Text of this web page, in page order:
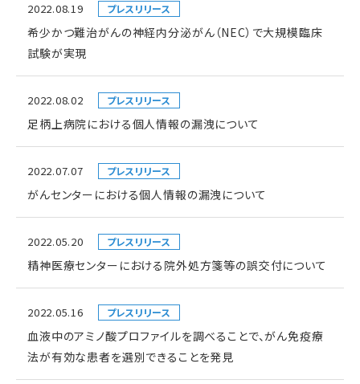
2022.08.19 プレスリリース
希少かつ難治がんの神経内分泌がん（NEC）で大規模臨床
試験が実現
2022.08.02 プレスリリース
足柄上病院における個人情報の漏洩について
2022.07.07 プレスリリース
がんセンターにおける個人情報の漏洩について
2022.05.20 プレスリリース
精神医療センターにおける院外処方箋等の誤交付について
2022.05.16 プレスリリース
血液中のアミノ酸プロファイルを調べることで、がん免疫療
法が有効な患者を選別できることを発見